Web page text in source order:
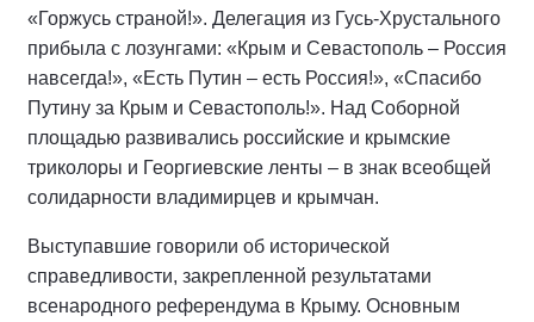
«Горжусь страной!». Делегация из Гусь-Хрустального
прибыла с лозунгами: «Крым и Севастополь – Россия
навсегда!», «Есть Путин – есть Россия!», «Спасибо
Путину за Крым и Севастополь!». Над Соборной
площадью развивались российские и крымские
триколоры и Георгиевские ленты – в знак всеобщей
солидарности владимирцев и крымчан.
Выступавшие говорили об исторической
справедливости, закрепленной результатами
всенародного референдума в Крыму. Основным